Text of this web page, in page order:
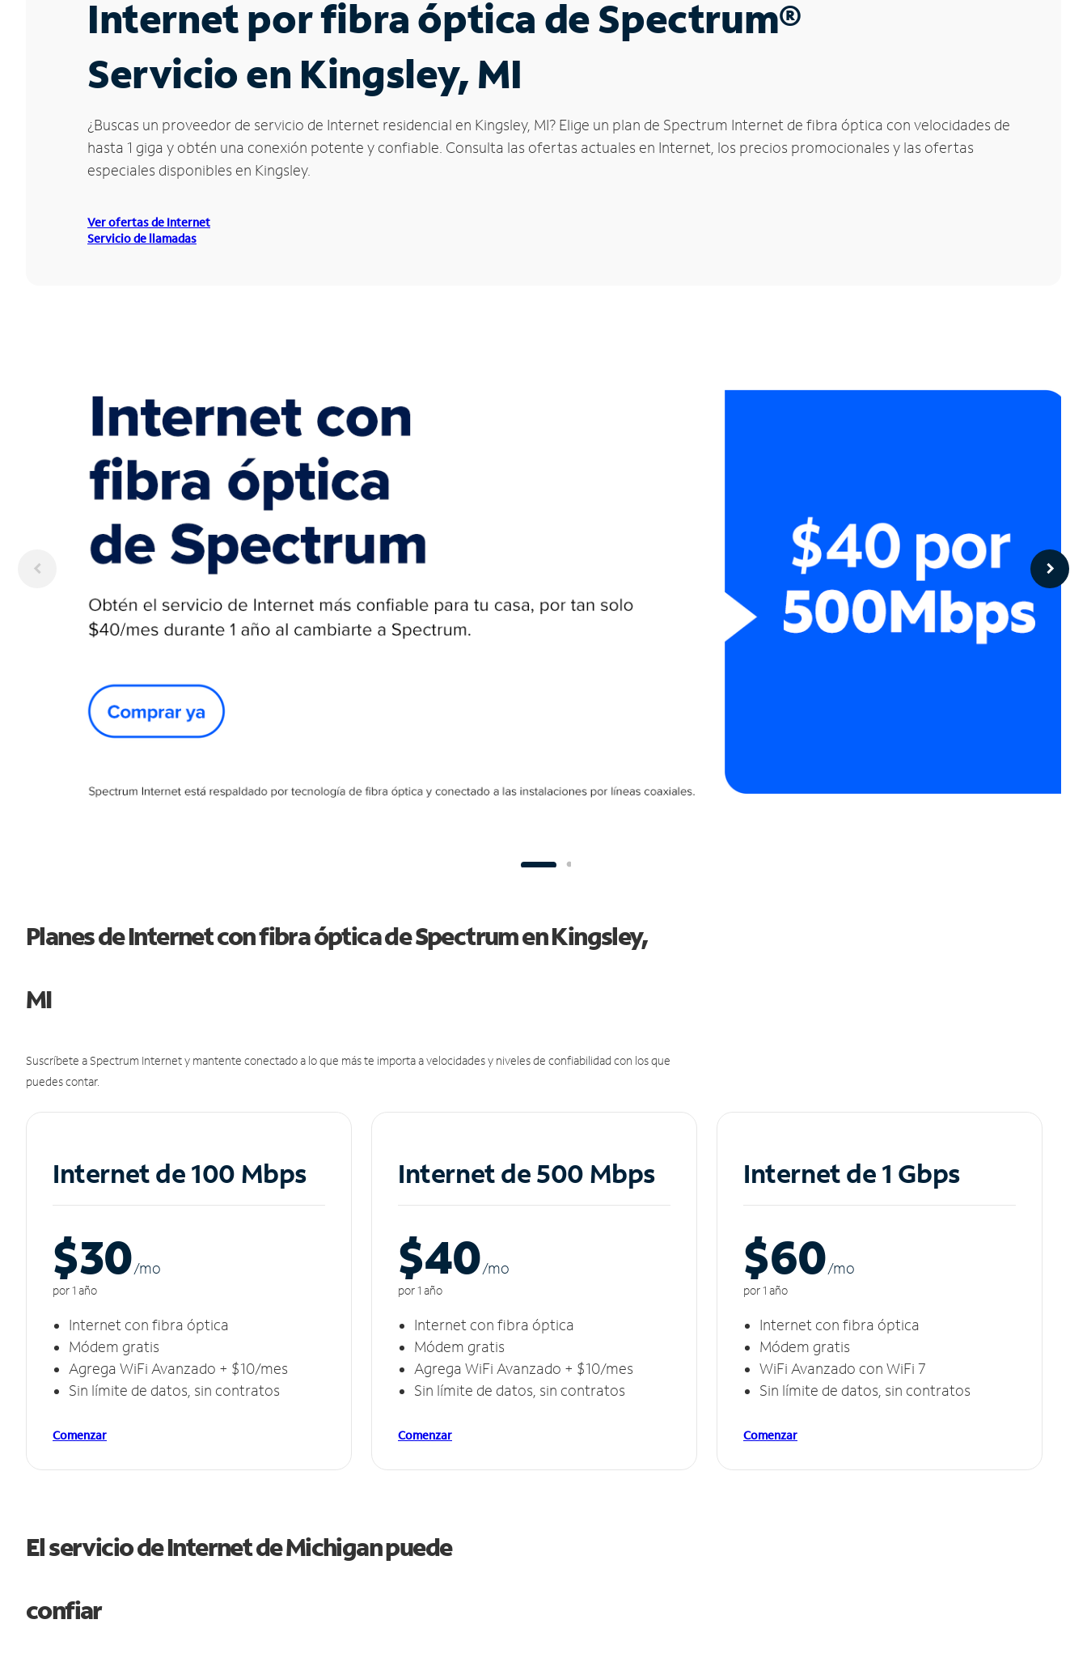
Internet por fibra óptica de Spectrum®
Servicio en Kingsley, MI
¿Buscas un proveedor de servicio de Internet residencial en Kingsley, MI? Elige un plan de Spectrum Internet de fibra óptica con velocidades de
hasta 1 giga y obtén una conexión potente y confiable. Consulta las ofertas actuales en Internet, los precios promocionales y las ofertas
especiales disponibles en Kingsley.
Ver ofertas de Internet
Servicio de llamadas
Planes de Internet con fibra óptica de Spectrum en Kingsley,
MI
Suscríbete a Spectrum Internet y mantente conectado a lo que más te importa a velocidades y niveles de confiabilidad con los que
puedes contar.
Internet de 100 Mbps
$30/mo
por 1 año
Internet con fibra óptica
Módem gratis
Agrega WiFi Avanzado + $10/mes
Sin límite de datos, sin contratos
Comenzar
Internet de 500 Mbps
$40/mo
por 1 año
Internet con fibra óptica
Módem gratis
Agrega WiFi Avanzado + $10/mes
Sin límite de datos, sin contratos
Comenzar
Internet de 1 Gbps
$60/mo
por 1 año
Internet con fibra óptica
Módem gratis
WiFi Avanzado con WiFi 7
Sin límite de datos, sin contratos
Comenzar
El servicio de Internet de Michigan puede
confiar